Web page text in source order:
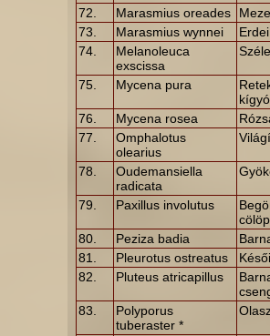
72. Marasmius oreades
73.
Marasmius wynnei
74.
Melanoleuca
exscissa
75. Mycena pura
76.
Mycena rosea
77.
Omphalotus
olearius
78.
Oudemansiella
radicata
79. Paxillus involutus
80.
Peziza badia
81.
Pleurotus ostreatus
82.
Pluteus atricapillus
83.
Polyporus
tuberaster *